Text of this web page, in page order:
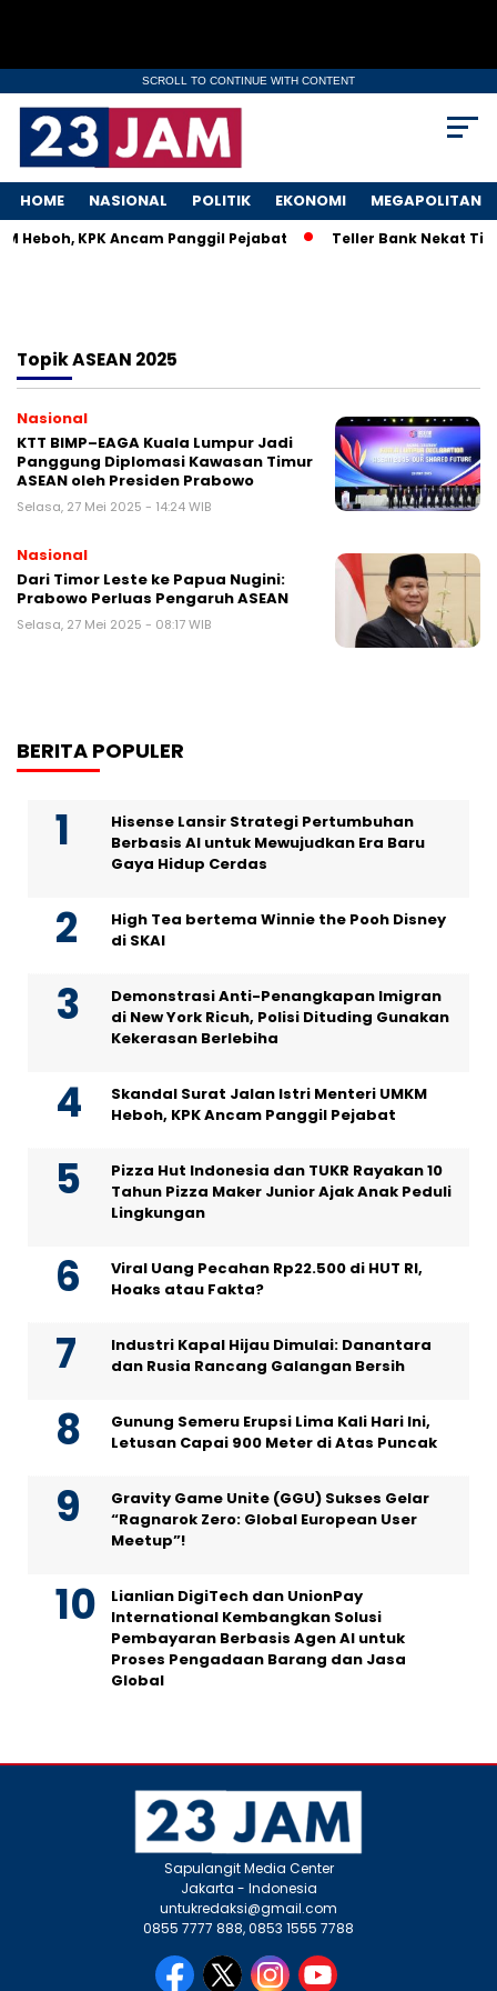
SCROLL TO CONTINUE WITH CONTENT
HOME NASIONAL POLITIK EKONOMI MEGAPOLITAN
Heboh, KPK Ancam Panggil Pejabat Teller Bank Nekat
TopikASEAN 2025
Nasional
KTT BIMP–EAGA Kuala Lumpur Jadi
Panggung Diplomasi Kawasan Timur
ASEAN oleh Presiden Prabowo
Selasa, 27 Mei 2025 - 14:24 WIB
Nasional
Dari Timor Leste ke Papua Nugini:
Prabowo Perluas Pengaruh ASEAN
Selasa, 27 Mei 2025 - 08:17 WIB
BERITA POPULER
Hisense Lansir Strategi Pertumbuhan
Berbasis AI untuk Mewujudkan Era Baru
Gaya Hidup Cerdas
High Tea bertema Winnie the Pooh Disney
di SKAI
Demonstrasi Anti-Penangkapan Imigran
di New York Ricuh, Polisi Dituding Gunakan
Kekerasan Berlebiha
Skandal Surat Jalan Istri Menteri UMKM
Heboh, KPK Ancam Panggil Pejabat
Pizza Hut Indonesia dan TUKR Rayakan 10
Tahun Pizza Maker Junior Ajak Anak Peduli
Lingkungan
Viral Uang Pecahan Rp22.500 di HUT RI,
Hoaks atau Fakta?
Industri Kapal Hijau Dimulai: Danantara
dan Rusia Rancang Galangan Bersih
Gunung Semeru Erupsi Lima Kali Hari Ini,
Letusan Capai 900 Meter di Atas Puncak
Gravity Game Unite (GGU) Sukses Gelar
“Ragnarok Zero: Global European User
Meetup”!
Lianlian DigiTech dan UnionPay
International Kembangkan Solusi
Pembayaran Berbasis Agen AI untuk
Proses Pengadaan Barang dan Jasa
Global
Sapulangit Media Center
Jakarta - Indonesia
untukredaksi@gmail.com
0855 7777 888, 0853 1555 7788